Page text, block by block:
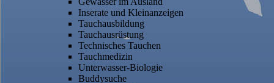
Inserate und Kleinanzeigen
Tauchausbildung
Tauchausrüstung
Technisches Tauchen
Tauchmedizin
Unterwasser-Biologie
Buddysuche